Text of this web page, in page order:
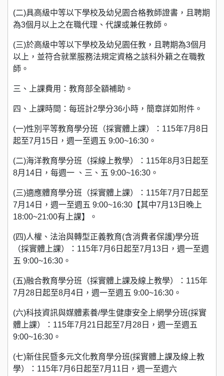
(二)具高級中等以下學校及幼兒園合格教師證書，且聘期
為3個月以上之在職代理、代課或兼任教師。
(三)於高級中等以下學校及幼兒園任教，且聘期為3個月
以上，並符合就業服務法規定資格之該科外籍之在職教
師。
三、上課費用：教育部全額補助。
四、上課時間：每班計2學分36小時，簡章詳如附件。
(一)性別平等教育學分班（採實體上課）：115年7月8日
起至7月15日，週一至週五 9:00~16:30。
(二)海洋教育學分班（採線上教學）：115年8月3日起至
8月14日，每週一 、三、五 9:00~16:30。
(三)適應體育學分班（採實體上課）：115年7月7日起至
7月14日，週一至週五 9:00~16:30【其中7月13日晚上
18:00~21:00有上課】。
(四)人權、法治與轉型正義教育(含消費者保護)學分班
（採實體上課）：115年7月6日起至7月13日，週一至週
五 9:00~16:30。
(五)融合教育學分班（採實體上課及線上教學）：115年
7月28日起至8月4日，週一至週五 9:00~16:30。
(六)科技資訊與媒體素養/學生健康安全上網學分班(採實
體上課）：115年7月21日起至7月28日，週一至週五
9:00~16:30。
(七)新住民暨多元文化教育學分班(採實體上課及線上教
學）：115年7月6日起至7月11日，週一至週六